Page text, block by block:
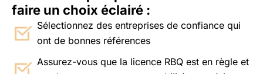
faire un choix éclairé :
Sélectionnez des entreprises de confiance qui
ont de bonnes références
Assurez-vous que la licence RBQ est en règle et